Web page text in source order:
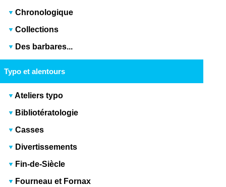
Chronologique
Collections
Des barbares...
Typo et alentours
Ateliers typo
Bibliotératologie
Casses
Divertissements
Fin-de-Siècle
Fourneau et Fornax